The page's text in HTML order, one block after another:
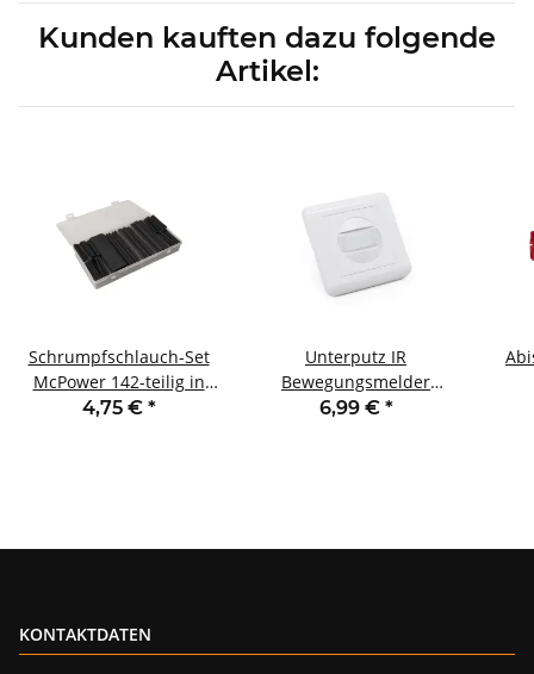
Kunden kauften dazu folgende
Artikel:
Schrumpfschlauch-Set
McPower 142-teilig in
Sortimentsbox klebend
4,75 € *
Unterputz IR
Bewegungsmelder
McShine LX-20 160°
6,99 € *
KONTAKTDATEN